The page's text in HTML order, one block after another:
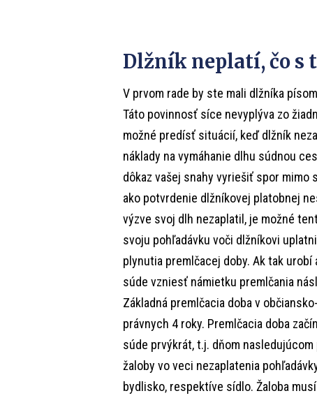
Dlžník neplatí, čo s
V prvom rade by ste mali dlžníka
Táto povinnosť síce nevyplýva zo
možné predísť situácií, keď dlžník
náklady na vymáhanie dlhu súdnou
dôkaz vašej snahy vyriešiť spor mimo
ako potvrdenie dlžníkovej platobnej
výzve svoj dlh nezaplatil, je možné
svoju pohľadávku voči dlžníkovi
plynutia premlčacej doby. Ak tak
súde vzniesť námietku premlčania
Základná premlčacia doba v
právnych 4 roky. Premlčacia doba
súde prvýkrát, t.j. dňom
žaloby vo veci nezaplatenia
bydlisko, respektíve sídlo. Žaloba